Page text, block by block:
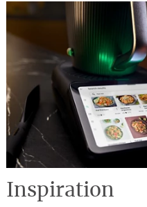
Inspiration